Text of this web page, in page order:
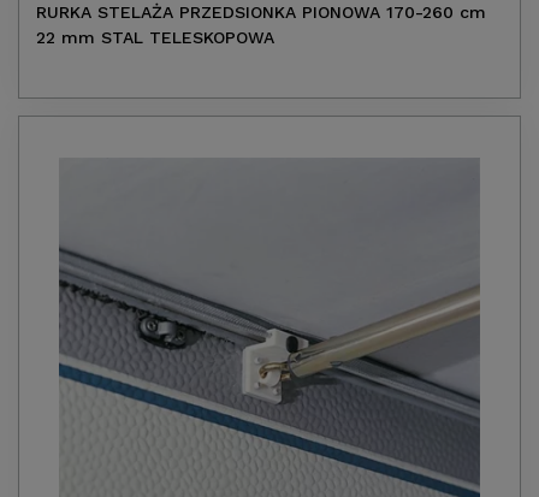
RURKA STELAŻA PRZEDSIONKA PIONOWA 170-260 cm
22 mm STAL TELESKOPOWA